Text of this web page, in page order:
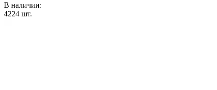
В наличии:
4224 шт.